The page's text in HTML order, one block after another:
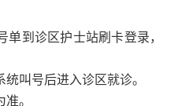
单到诊区护士站刷卡登录，
叫号后进入诊区就诊。
。